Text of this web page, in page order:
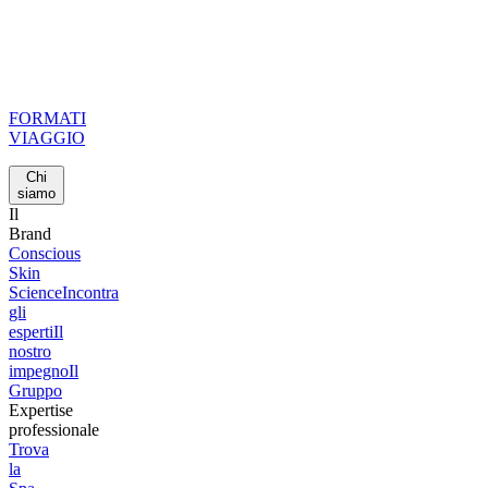
FORMATI
VIAGGIO
Chi
siamo
Il
Brand
Conscious
Skin
ScienceIncontra
gli
espertiIl
nostro
impegnoIl
Gruppo
Expertise
professionale
Trova
la